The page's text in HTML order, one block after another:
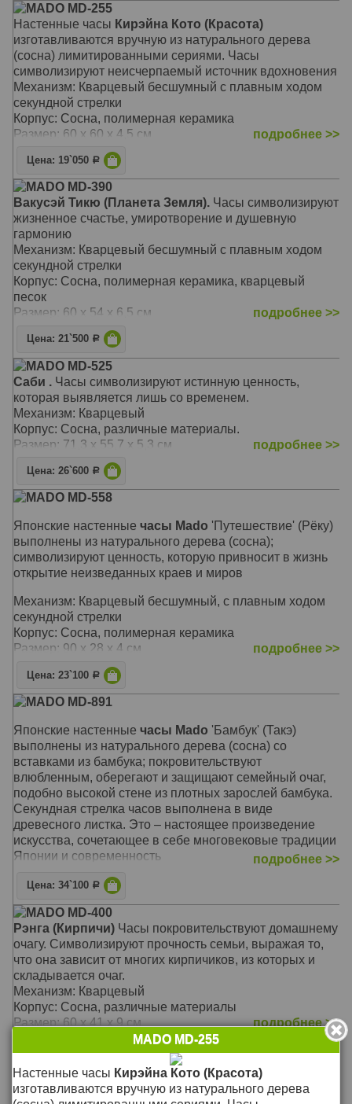
MADO MD-255
Настенные часы Кирэйна Кото (Красота)
изготавливаются вручную из натурального дерева
(сосна) лимитированными сериями. Часы
символизируют неисчерпаемый источник вдохновения
Механизм: Кварцевый бесшумный с плавным ходом
секундной стрелки
Корпус: Сосна, полимерная керамика
Размер: 60 х 60 х 4,5 см
подробнее >>
Цена: 19`050 Р
MADO MD-390
Вакусэй Тикю (Планета Земля). Часы символизируют
жизненное счастье, умиротворение и душевную
гармонию
Механизм: Кварцевый бесшумный с плавным ходом
секундной стрелки
Корпус: Сосна, полимерная керамика, кварцевый
песок
Размер: 60 x 54 x 6,5 см
подробнее >>
Цена: 21`500 Р
MADO MD-525
Саби . Часы символизируют истинную ценность,
которая выявляется лишь со временем.
Механизм: Кварцевый
Корпус: Сосна, различные материалы.
Размер: 71,3 x 55,7 x 5,3 см
подробнее >>
Цена: 26`600 Р
MADO MD-558
Японские настенные часы Mado 'Путешествие' (Рёку)
выполнены из натурального дерева (сосна);
символизируют ценность, которую привносит в жизнь
открытие неизведанных краев и миров
Механизм: Кварцевый бесшумный, с плавным ходом
секундной стрелки
Корпус: Сосна, полимерная керамика
Размер: 90 х 28 х 4 см
подробнее >>
Цена: 23`100 Р
MADO MD-891
Японские настенные часы Mado 'Бамбук' (Такэ)
выполнены из натурального дерева (сосна) со
вставками из бамбука; покровительствуют
влюбленным, оберегают и защищают семейный очаг,
подобно высокой стене из плотных зарослей бамбука.
Секундная стрелка часов выполнена в виде
древесного листка. Это – настоящее произведение
искусства, сочетающее в себе многовековые традиции
Японии и современность
Механизм: Кварцевый
Размер: 54 х 60 х 4,5 см
подробнее >>
Цена: 34`100 Р
MADO MD-400
Рэнга (Кирпичи) Часы покровительствуют домашнему
очагу. Символизируют прочность семьи, выражая то,
что она зависит от многих кирпичиков, из которых и
складывается очаг.
Механизм: Кварцевый
Корпус: Сосна, различные материалы
Размер: 60 х 41 х 9 см
подробнее >>
MADO MD-598
MADO MD-255
Настенные часы Кирэйна Кото (Красота)
изготавливаются вручную из натурального дерева